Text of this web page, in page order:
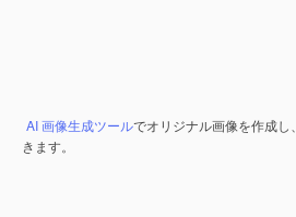
AI 画像生成ツールでオリジナル画像を作成し、
きます。